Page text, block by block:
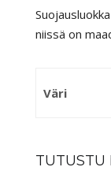
niissä on
Väri
TUTUSTU